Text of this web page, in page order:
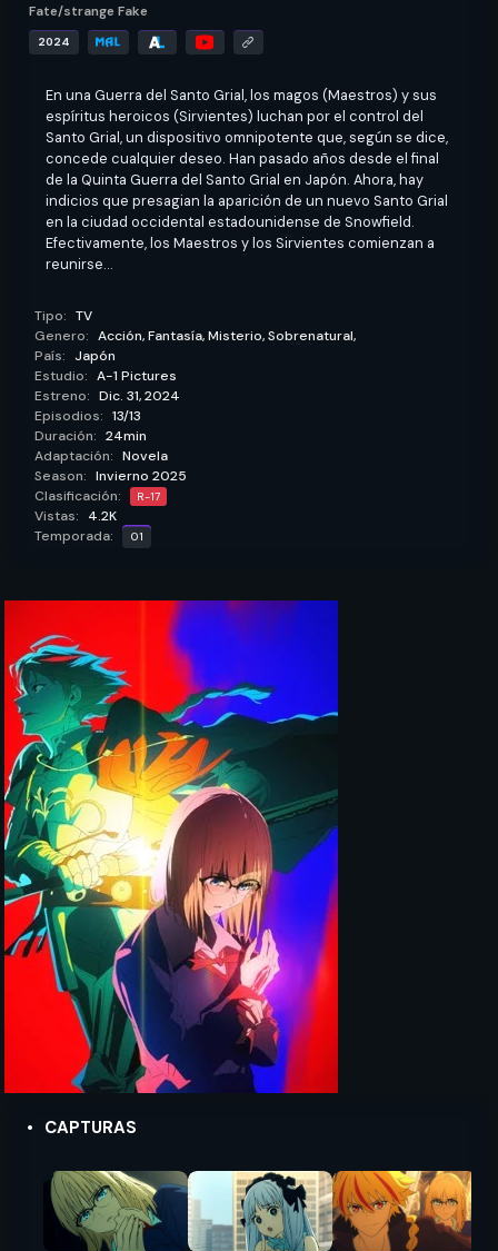
Fate/strange Fake
2024
En una Guerra del Santo Grial, los magos (Maestros) y sus
espíritus heroicos (Sirvientes) luchan por el control del
Santo Grial, un dispositivo omnipotente que, según se dice,
concede cualquier deseo. Han pasado años desde el final
de la Quinta Guerra del Santo Grial en Japón. Ahora, hay
indicios que presagian la aparición de un nuevo Santo Grial
en la ciudad occidental estadounidense de Snowfield.
Efectivamente, los Maestros y los Sirvientes comienzan a
reunirse...
Tipo: TV
Genero: Acción,Fantasía,Misterio,Sobrenatural,
País:
Japón
Estudio: A-1 Pictures
Estreno: Dic. 31, 2024
Episodios: 13/13
Duración: 24min
Adaptación: Novela
Season: Invierno 2025
Clasificación:
R-17
Vistas:
4.2K
Temporada:
01
CAPTURAS